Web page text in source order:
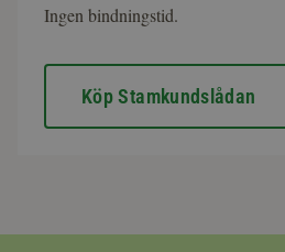
Ingen bindningstid.
Köp Stamkundslådan